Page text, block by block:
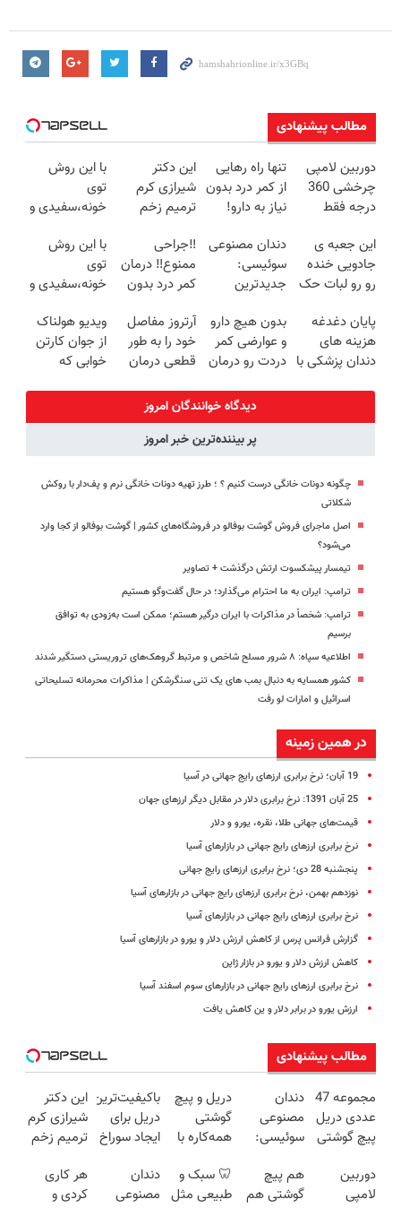
مطالب پیشنهادی
دوربین لامپی
چرخشی 360
درجه فقط
🔥 پرداخت
درب منزل
تنها راه رهایی
از کمر درد بدون
نیاز به دارو!
این دکتر
شیرازی کرم
ترمیم زخم
ساخت!!!
با این روش
توی
خونه،سفیدی و
برگردون
(40%off)
این جعبه ی
جادویی خنده
رو رو لبات حک
خرید40%تخفیف
دندان مصنوعی
سوئیسی:
جدیدترین
سبک و مقاوم |
پرداخت قسطی
‼️جراحی
ممنوع‼️ درمان
کمر درد بدون
نقاهت
با این روش
توی
خونه،سفیدی و
برگردون(40%off)
پایان دغدغه
هزینه های
دندان پزشکی با
بدون هیچ دارو
و عوارضی کمر
دردت رو درمان
(پرسش‌نامه)
آرتروز مفاصل
خود را به طور
قطعی درمان
◗پرسش‌نامه◖
ویدیو هولناک
از جوان کارتن
خوابی که
دیدگاه خوانندگان امروز
پر بیننده‌ترین خبر امروز
چگونه دونات خانگی درست کنیم ؟ ؛ طرز تهیه دونات خانگی نرم و پف‌دار با روکش
شکلاتی
اصل ماجرای فروش گوشت بوفالو در فروشگاه‌های کشور | گوشت بوفالو از کجا وارد
می‌شود؟
تیمسار پیشکسوت ارتش درگذشت + تصاویر
ترامپ: ایران به ما احترام می‌گذارد؛ در حال گفت‌وگو هستیم
ترامپ: شخصاً در مذاکرات با ایران درگیر هستم؛ ممکن است به‌زودی به توافق
برسیم
اطلاعیه سپاه: ۸ شرور مسلح شاخص و مرتبط گروهک‌های تروریستی دستگیر شدند
کشور همسایه به دنبال بمب های یک تنی سنگرشکن | مذاکرات محرمانه تسلیحاتی
اسرائیل و امارات لو رفت
در همین زمینه
19 آبان؛ نرخ برابری ارزهای رایج جهانی در آسیا
25 آبان 1391: نرخ برابری دلار در مقابل دیگر ارزهای جهان
قیمت‌های جهانی طلا، نقره، یورو و دلار
نرخ برابری ارزهای رایج جهانی در بازارهای آسیا
پنجشنبه 28 دی؛ نرخ برابری ارزهای رایج جهانی
نوزدهم بهمن، نرخ برابری ارزهای رایج جهانی در بازارهای آسیا
نرخ برابری ارزهای رایج جهانی در بازارهای آسیا
گزارش فرانس پرس از کاهش ارزش دلار و یورو در بازارهای آسیا
کاهش ارزش دلار و یورو در بازار ژاپن
نرخ برابری ارزهای رایج جهانی در بازارهای سوم اسفند آسیا
ارزش یورو در برابر دلار و ین کاهش یافت
مطالب پیشنهادی
مجموعه 47
عددی دریل
پیچ گوشتی
(تخفیف به
مدت
دندان
مصنوعی
سوئیسی:
فناوری
اروپا، سبک
دریل و پیچ
گوشتی
همه‌کاره با
هوشمند ⚙️
(نصف
باکیفیت‌ترین
دریل برای
ایجاد سوراخ
این دکتر
شیرازی کرم
ترمیم زخم
ساخت!!!
دوربین
لامپی
هم پیچ
گوشتی هم
🦷 سبک و
طبیعی مثل
دندان
مصنوعی
هر کاری
کردی و